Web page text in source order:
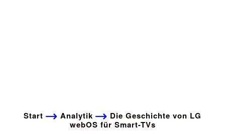
Start Analytik
Die Geschichte von LG
webOS für Smart-TVs